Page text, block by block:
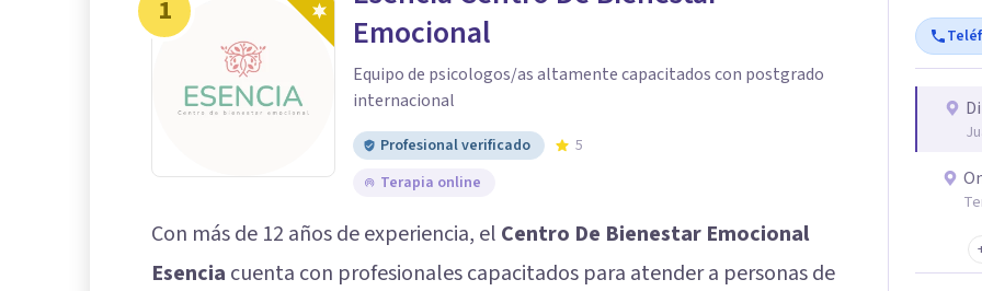
1
Emocional
Equipo de psicologos/as altamente capacitados con postgrado
internacional
Profesional verificado
5
Terapia online
Con más de 12 años de experiencia, el Centro De Bienestar Emocional
Esencia cuenta con profesionales capacitados para atender a personas de